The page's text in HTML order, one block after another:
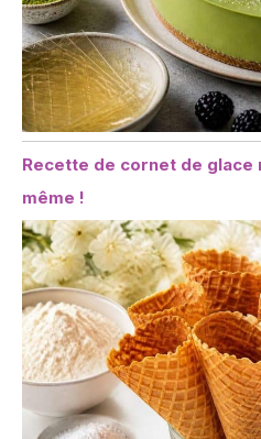
Recette de cornet de
même !